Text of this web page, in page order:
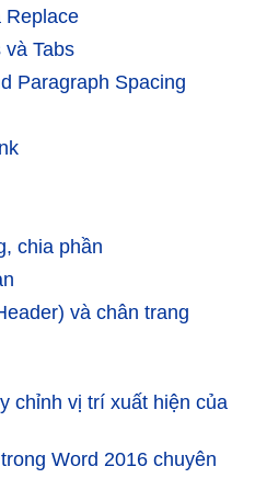
Replace
Tabs
Paragraph Spacing
chia phần
và chân trang
chỉnh vị trí xuất hiện của
Word 2016 chuyên